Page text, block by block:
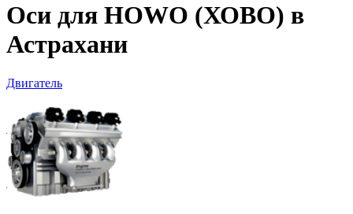
Оси для HOWO (ХОВО) в
Астрахани
Двигатель